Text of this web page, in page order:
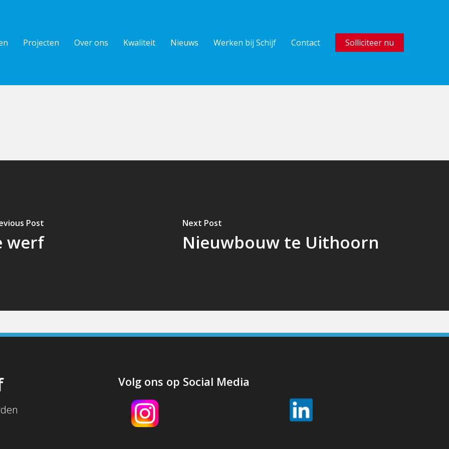
Projecten Over ons Kwaliteit Nieuws Werken bij Schijf Contact Solliciteer nu
Post
werf
Next Post
Nieuwbouw te Uithoorn
Volg ons op Social Media